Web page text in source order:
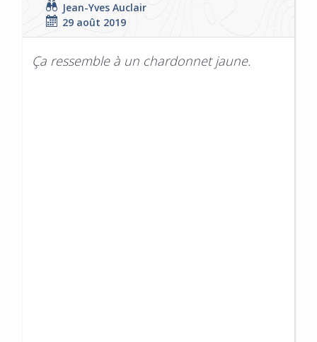
Jean-Yves Auclair
29 août 2019
Ça ressemble à un chardonnet jaune.